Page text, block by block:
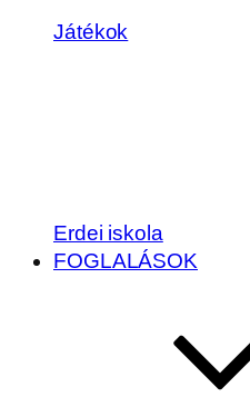
Játékok
Erdei iskola
FOGLALÁSOK